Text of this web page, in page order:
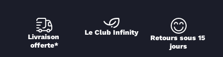
Livraison
offerte*
Le Club Infinity
Retours sous 15
jours